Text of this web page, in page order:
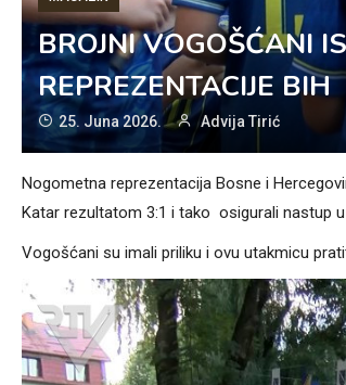
BROJNI VOGOŠĆANI
REPREZENTACIJE BIH
25. Juna 2026. Advija Tirić
Nogometna reprezentacija Bosne i
Katar rezultatom 3:1 i tako osigurali nastup
Vogošćani su imali priliku i ovu utakmicu